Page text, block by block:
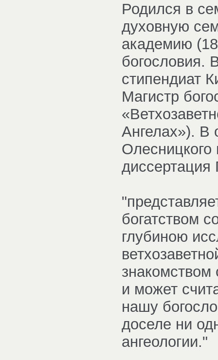
Родился в
духовную
академию
стипендиат
Магистр
Ангелах»). В
Олесницкого
диссертация
богатством
глубиною
и может
нашу
доселе ни
ангеологии."